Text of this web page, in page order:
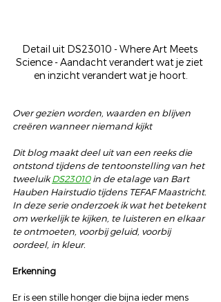
Detail uit DS23010 - Where Art Meets
Science - Aandacht verandert wat je ziet
en inzicht verandert wat je hoort.
Over gezien worden, waarden en blijven
creëren wanneer niemand kijkt
Dit blog maakt deel uit van een reeks die
ontstond tijdens de tentoonstelling van het
tweeluik DS23010 in de etalage van Bart
Hauben Hairstudio tijdens TEFAF Maastricht.
In deze serie onderzoek ik wat het betekent
om werkelijk te kijken, te luisteren en elkaar
te ontmoeten, voorbij geluid, voorbij
oordeel, in kleur.
Erkenning
Er is een stille honger die bijna ieder mens